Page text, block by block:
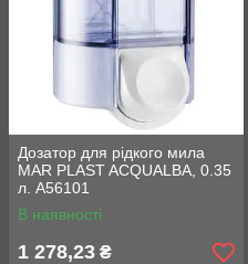
Дозатор для рідкого мила
MAR PLAST ACQUALBA, 0.35
л. A56101
В наявності
1 278,23 ₴